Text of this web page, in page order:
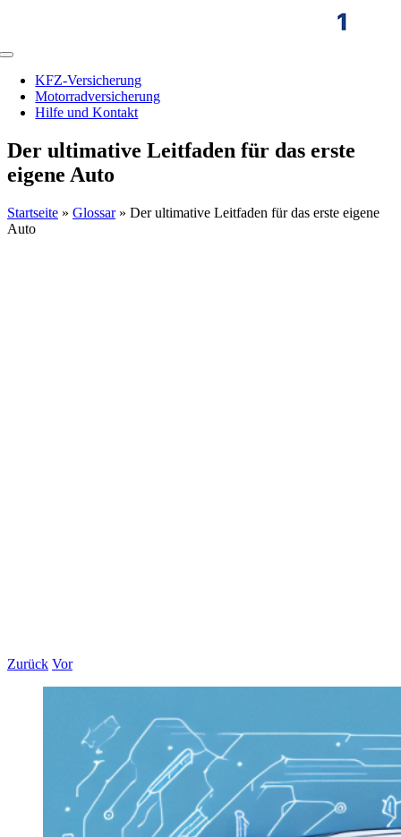
Toggle
NavigationKFZ-Versicherung
Motorradversicherung
Hilfe und Kontakt
Der ultimative Leitfaden für das erste
eigene Auto
Startseite » Glossar» Der ultimative Leitfaden für das erste eigene
Auto
Zurück Vor